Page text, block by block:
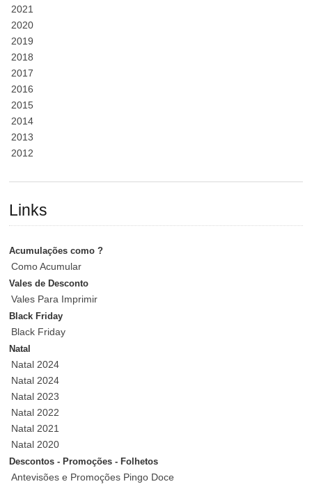
2021
2020
2019
2018
2017
2016
2015
2014
2013
2012
Links
Acumulações como ?
Como Acumular
Vales de Desconto
Vales Para Imprimir
Black Friday
Black Friday
Natal
Natal 2024
Natal 2024
Natal 2023
Natal 2022
Natal 2021
Natal 2020
Descontos - Promoções - Folhetos
Antevisões e Promoções Pingo Doce